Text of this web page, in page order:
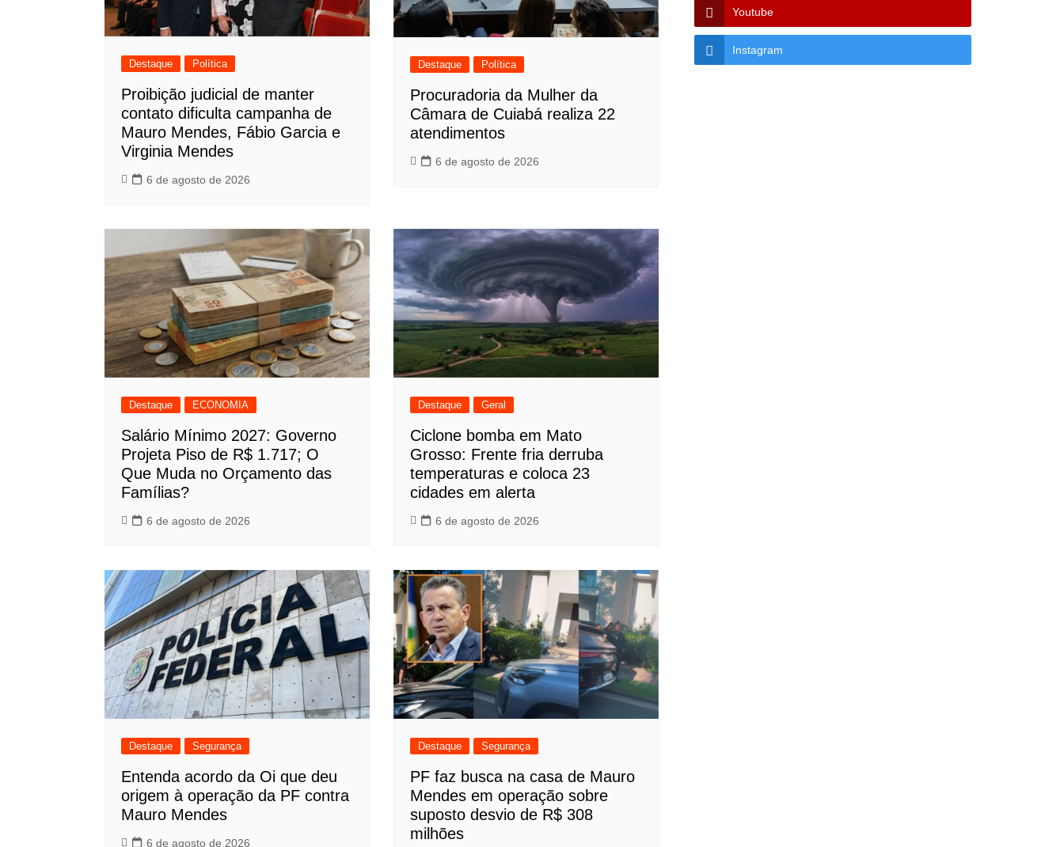
Destaque Política
Proibição judicial de manter
contato dificulta campanha de
Mauro Mendes, Fábio Garcia e
Virginia Mendes
6 de agosto de 2026
Destaque Política
Procuradoria da Mulher da
Câmara de Cuiabá realiza 22
atendimentos
6 de agosto de 2026
Destaque ECONOMIA
Salário Mínimo 2027: Governo
Projeta Piso de R$ 1.717; O
Que Muda no Orçamento das
Famílias?
6 de agosto de 2026
Destaque Geral
Ciclone bomba em Mato
Grosso: Frente fria derruba
temperaturas e coloca 23
cidades em alerta
6 de agosto de 2026
Destaque Segurança
Entenda acordo da Oi que deu
origem à operação da PF contra
Mauro Mendes
6 de agosto de 2026
Destaque Segurança
PF faz busca na casa de Mauro
Mendes em operação sobre
suposto desvio de R$ 308
milhões
Youtube
Instagram